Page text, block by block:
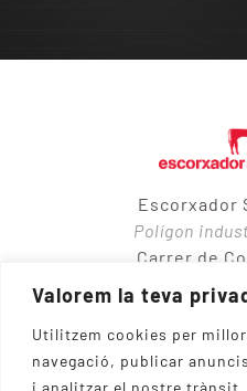
Valorem la teva
Utilitzem cookies per
navegació, publicar
i analitzar el nostre trànsit.
Escorxador
Polígon
Carrer de
08205
937